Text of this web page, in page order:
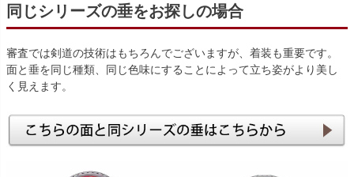
同じシリーズの垂をお探しの場合
審査では剣道の技術はもちろんでございますが、着装も重要です。
面と垂を同じ種類、同じ色味にすることによって立ち姿がより美し
く見えます。